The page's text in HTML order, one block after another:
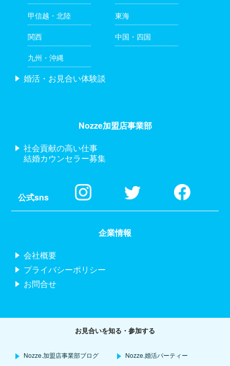
甲信越・北陸 東海
関西 中国・四国
九州・沖縄
婚活・お見合い体験談
Nozze加盟店事業部
社会貢献の高い仕事
結婚カウンセラー募集
公式sns
企業情報
会社概要
プライバシーポリシー
お問合せ
お見合いを知る・参加する
Nozze.加盟店事業部ブログ Nozze.婚活パーティー